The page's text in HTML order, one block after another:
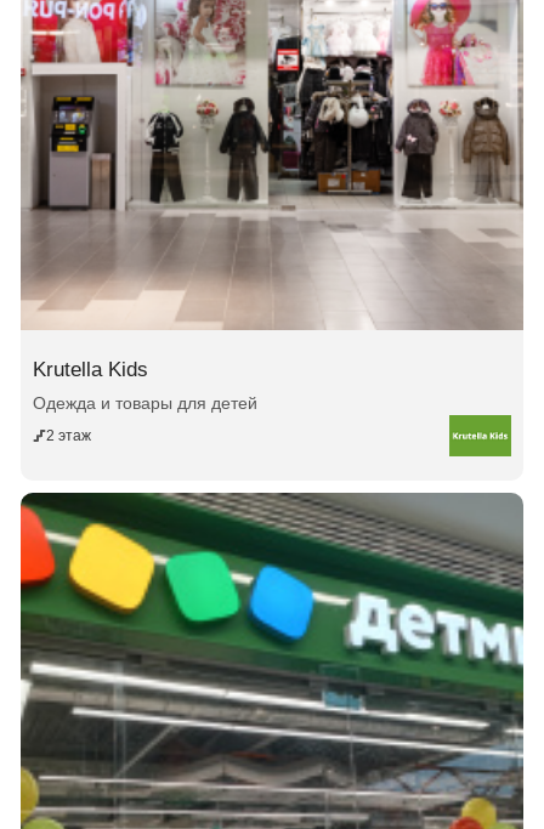
Krutella Kids
Одежда и товары для детей
2 этаж